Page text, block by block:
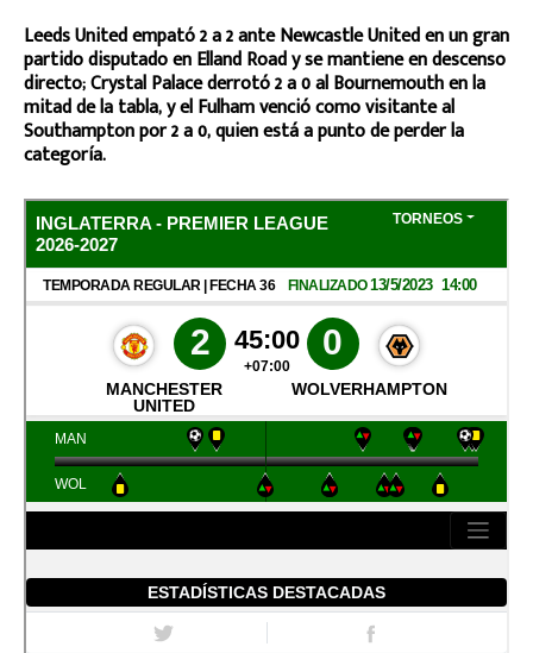
Leeds United empató 2 a 2 ante Newcastle United en un gran
partido disputado en Elland Road y se mantiene en descenso
directo; Crystal Palace derrotó 2 a 0 al Bournemouth en la
mitad de la tabla, y el Fulham venció como visitante al
Southampton por 2 a 0, quien está a punto de perder la
categoría.